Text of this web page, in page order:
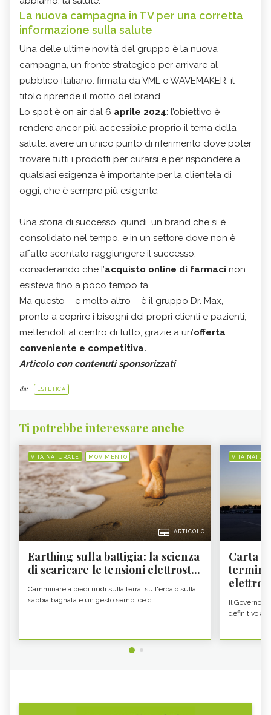
La nuova campagna in TV per una corretta
informazione sulla salute
Una delle ultime novità del gruppo è la nuova
campagna, un fronte strategico per arrivare al
pubblico italiano: firmata da VML e WAVEMAKER, il
titolo riprende il motto del brand.
Lo spot è on air dal 6 aprile 2024: l’obiettivo è
rendere ancor più accessibile proprio il tema della
salute: avere un unico punto di riferimento dove poter
trovare tutti i prodotti per curarsi e per rispondere a
qualsiasi esigenza è importante per la clientela di
oggi, che è sempre più esigente.
Una storia di successo, quindi, un brand che si è
consolidato nel tempo, e in un settore dove non è
affatto scontato raggiungere il successo,
considerando che l’acquisto online di farmaci non
esisteva fino a poco tempo fa.
Ma questo – e molto altro – è il gruppo Dr. Max,
pronto a coprire i bisogni dei propri clienti e pazienti,
mettendoli al centro di tutto, grazie a un’offerta
conveniente e competitiva.
Articolo con contenuti sponsorizzati
da: ESTETICA
Ti potrebbe interessare anche
VITA NATURALE MOVIMENTO
ARTICOLO
Earthing sulla battigia: la scienza
di scaricare le tensioni elettrost...
Camminare a piedi nudi sulla terra, sull'erba o sulla
sabbia bagnata è un gesto semplice c...
VITA
Carta
Il Governo
definitivo